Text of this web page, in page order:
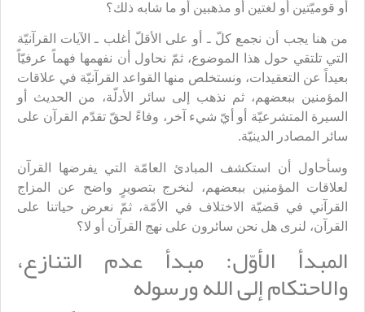
أو قوميّتين أو لغتين أو مذهبين أو ما شابه ذلك؟
من هنا يجب أن نجمع كلّ ـ أو على الأقلّ أغلب ـ الآيات القرآنيّة
التي تلتقي حول هذا الموضوع، ثمّ نحاول أن نفهمها فهماً عرفيّاً
بعيداً عن التعقيدات، ونستخلص منها القواعد القرآنيّة في علاقات
المؤمنين ببعضهم، ثم نذهب إلى سائر الأدلّة، من الحديث أو
السيرة المتشرعيّة أو أيّ شيء آخر، وفاءً لحقّ تقدّم القرآن على
سائر المصادر الدينيّة.
وسأحاول أن استكشف المبادئ العامّة التي يفرضها القرآن
لعلاقات المؤمنين ببعضهم، لنخرج بتصويرٍ واضح عن المزاج
القرآني في قضيّة الاختلاف في الأمّة، ثمّ نعرض حياتنا على
القرآن، لنرى هل نحن سائرون على نهج القرآن أو لا؟
المبدأ الأوّل: مبدأ عدم التنازع،
والاحتكام إلى الله ورسوله